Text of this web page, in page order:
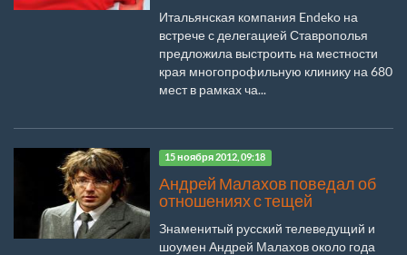
Итальянская компания Endeko на
встрече с делегацией Ставрополья
предложила выстроить на местности
края многопрофильную клинику на 680
мест в рамках ча...
15 ноября 2012, 09:18
Андрей Малахов поведал об
отношениях с тещей
Знаменитый русский телеведущий и
шоумен Андрей Малахов около года